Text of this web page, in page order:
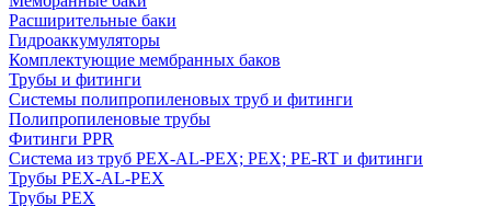
Расширительные баки
Гидроаккумуляторы
Комплектующие мембранных баков
Трубы и фитинги
Системы полипропиленовых труб и фитинги
Полипропиленовые трубы
Фитинги PPR
Система из труб PEX-AL-PEX; PEX; PE-RT и фитинги
Трубы PEX-AL-PEX
Трубы PEX